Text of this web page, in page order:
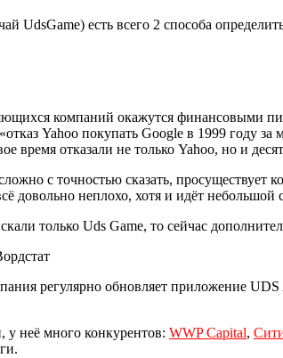
UdsGame) есть всего 2 способа
компаний окажутся финансовыми
Yahoo покупать Google в 1999 году
время отказали не только Yahoo, но и
с точностью сказать,
довольно неплохо, хотя и идёт небольшой
только Uds Game, то сейчас
регулярно обновляет приложение
у неё много конкурентов: WWP Capital,